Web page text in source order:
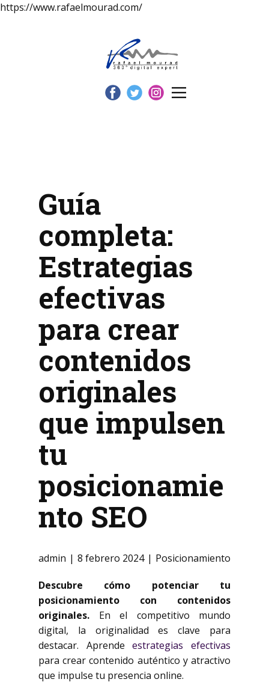
https://www.rafaelmourad.com/
Guía
completa:
Estrategias
efectivas
para crear
contenidos
originales
que impulsen
tu
posicionamie
nto SEO
admin 8 febrero 2024 Posicionamiento
Descubre cómo potenciar tu
posicionamiento con contenidos
originales. En el competitivo mundo
digital, la originalidad es clave para
destacar. Aprendeestrategias efectivas
para crear contenido auténtico y atractivo
que impulse tu presencia online.